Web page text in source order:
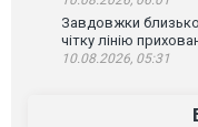
Завдовжки
чітку лінію
10.08.2026, 05:31